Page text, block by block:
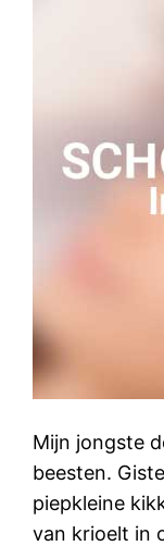
Mijn jongste
beesten.
piepkleine
van krioelt in